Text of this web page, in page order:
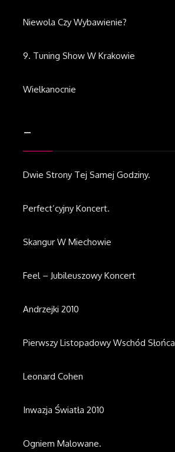
Niewola Czy Wybawienie?
9. Tuning Show W Krakowie
Wielkanocnie
–
Dwie Strony Tej Samej Godziny.
Perfect’cyjny Koncert.
Skangur W Miechowie
Feel – Jubileuszowy Koncert
Andrzejki 2010
Pierwszy Listopadowy Wschód Słońca
Leonard Cohen
Inwazja Światła 2010
Ogniem Malowane.